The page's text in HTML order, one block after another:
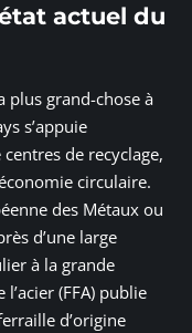
actuel du
plus grand-chose à
s’appuie
de recyclage,
circulaire.
des Métaux ou
d’une large
à la grande
(FFA) publie
d’origine